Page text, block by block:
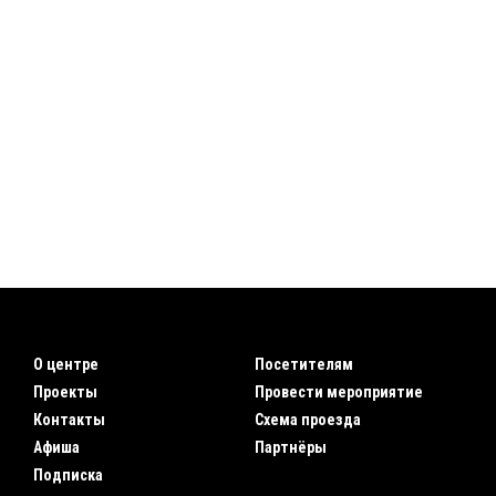
О центре
Проекты
Контакты
Афиша
Подписка
Посетителям
Провести мероприятие
Схема проезда
Партнёры